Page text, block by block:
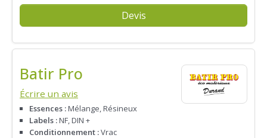
Devis
Batir Pro
Écrire un avis
Essences :Mélange, Résineux
Labels :NF, DIN +
Conditionnement :Vrac